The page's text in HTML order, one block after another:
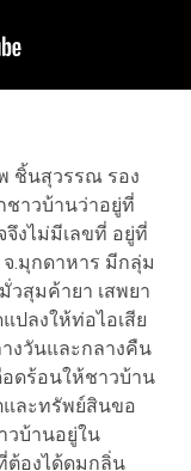
ชิ้นสุวรรณ รอง
ชาวบ้านว่าอยู่ที่
จึงไม่มีเลขที่ อยู่ที่
.มุกดาหาร มีกลุ่ม
วสุมค้ายา เสพยา
ปลงให้ท่อไอเสีย
งวันและกลางคืน
อดร้อนให้ชาวบ้าน
และทรัพย์สินขอ
วบ้านอยู่ใน
ต้องได้ดมกลิ่น